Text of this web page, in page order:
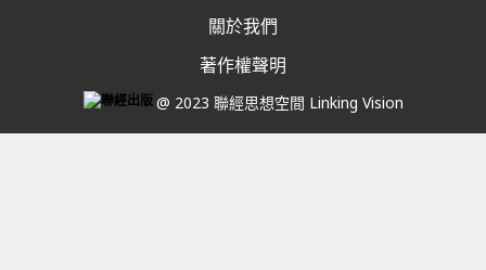
關於我們
著作權聲明
@ 2023 聯經思想空間 Linking Vision